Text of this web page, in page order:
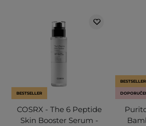
BESTSELLER
COSRX - The 6 Peptide
Skin Booster Serum -
BESTSELLER